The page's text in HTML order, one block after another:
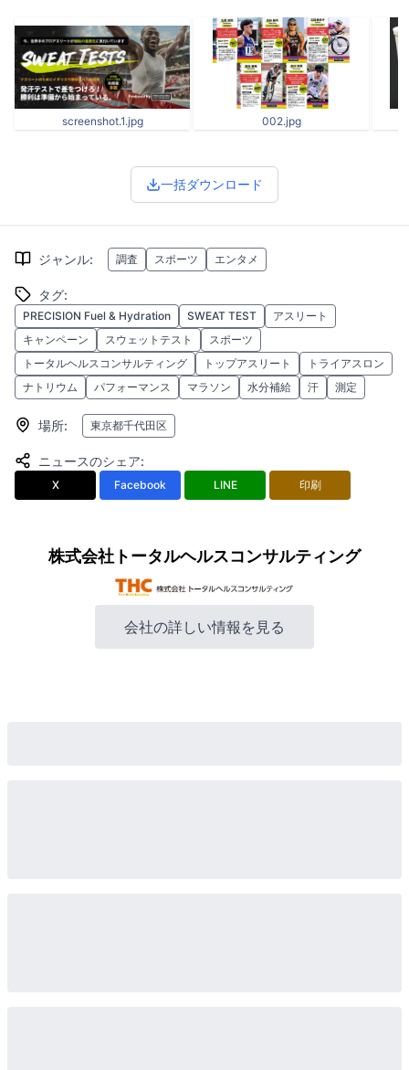
screenshot.1.jpg 002.jpg
一括ダウンロード
ジャンル: 調査 スポーツ エンタメ
タグ:
PRECISION Fuel & Hydration SWEAT TEST
アスリート
キャンペーン
スウェットテスト
スポーツ
トータルヘルスコンサルティング
トップアスリート
トライアスロン
ナトリウム
パフォーマンス マラソン 水分補給 汗 測定
場所: 東京都千代田区
ニュースのシェア:
X Facebook LINE 印刷
株式会社トータルヘルスコンサルティング
会社の詳しい情報を見る